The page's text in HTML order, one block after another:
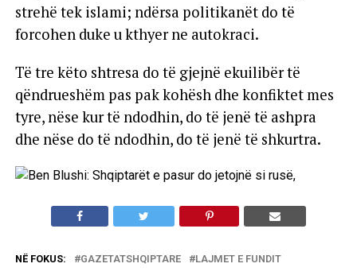
strehë tek islami; ndërsa politikanët do të
forcohen duke u kthyer ne autokraci.
Të tre këto shtresa do të gjejnë ekuilibër të
qëndrueshëm pas pak kohësh dhe konfiktet mes
tyre, nëse kur të ndodhin, do të jenë të ashpra
dhe nëse do të ndodhin, do të jenë të shkurtra.
NË FOKUS: GAZETATSHQIPTARE LAJMET E FUNDIT